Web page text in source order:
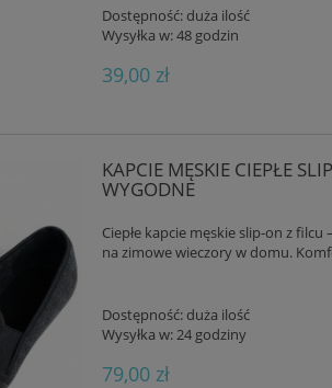
Dostępność: duża ilość
Wysyłka w:48 godzin
39,00 zł
KAPCIE MĘSKIE CIEPŁE
WYGODNE
Ciepłe kapcie męskie slip-on z
na zimowe wieczory w domu.
Dostępność: duża ilość
Wysyłka w: 24 godziny
79,00 zł